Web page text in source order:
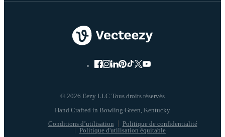
© 2026 Eezy LLC Tous droits réservés
Conditions d’utilisation
Politique de confidentialité
Politique d'utilisation équitable